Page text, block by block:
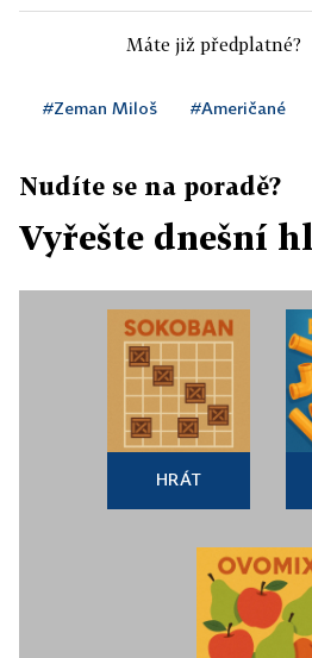
Máte již předplatné?
#Zeman Miloš #Američané
Nudíte se na poradě?
Vyřešte dnešní
HRÁT